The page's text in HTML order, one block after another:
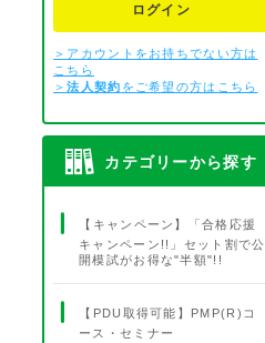
ログイン
＞アカウントをお持ちでない方は
こちら
＞法人契約 をご希望の方はこちら
カテゴリーから探す
【キャンペーン】「合格応援
キャンペーン!!」セット割で公
開模試がお得な"半額"!!
【PDU取得可能】PMP(R)コ
ース・セミナー